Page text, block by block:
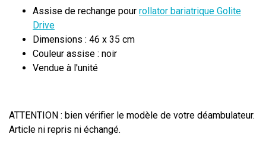
Assise de rechange pour rollator bariatrique Golite
Drive
Dimensions : 46 x 35 cm
Couleur assise : noir
Vendue à l'unité
ATTENTION : bien vérifier le modèle de votre déambulateur.
Article ni repris ni échangé.